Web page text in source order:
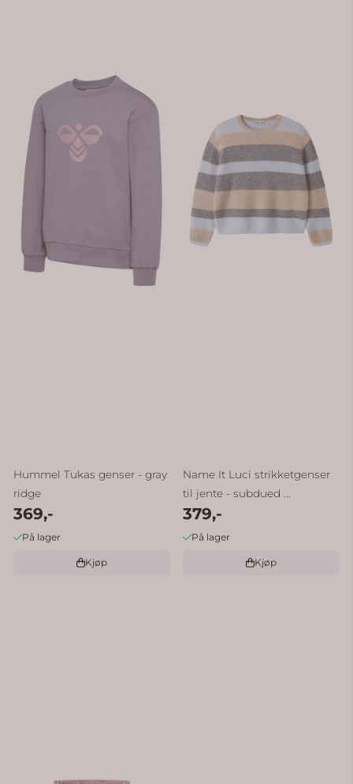
Hummel Tukas genser - gray
ridge
369,-
På lager
Kjøp
Name It Luci strikketgenser
til jente - subdued ...
379,-
På lager
Kjøp